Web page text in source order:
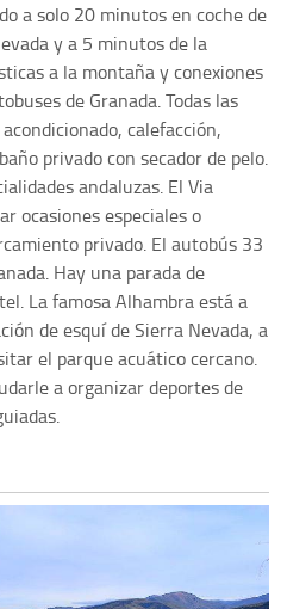
a solo 20 minutos en coche de
y a 5 minutos de la
a la montaña y conexiones
de Granada. Todas las
calefacción,
privado con secador de pelo.
andaluzas. El Via
ocasiones especiales o
privado. El autobús 33
Hay una parada de
La famosa Alhambra está a
de esquí de Sierra Nevada, a
el parque acuático cercano.
a organizar deportes de